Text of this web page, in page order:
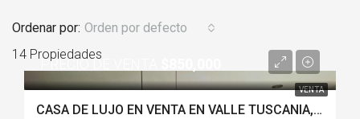
14 Propiedades
Ordenar por: Orden por defecto
VENTA
PRECIO DE VENTA
CASA DE LUJO EN VENTA EN VALLE TUSCANIA, ZARAGOZA CON APARTAMENTO INDEPENDIENTE-LB626JA